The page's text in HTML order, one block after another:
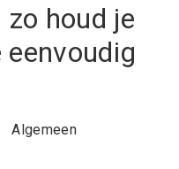
zo houd je
Algemeen